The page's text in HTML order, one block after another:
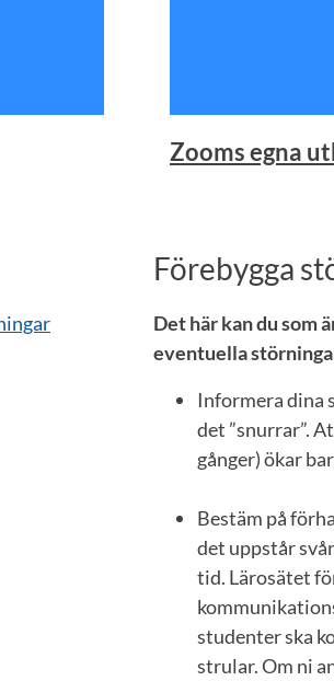
Zooms egna
Förebygga
Det här kan du som
eventuella
Informera dina
det ”snurrar”.
gånger) ökar
Bestäm på
det uppstår
tid. Lärosätet
studenter ska
strular. Om ni